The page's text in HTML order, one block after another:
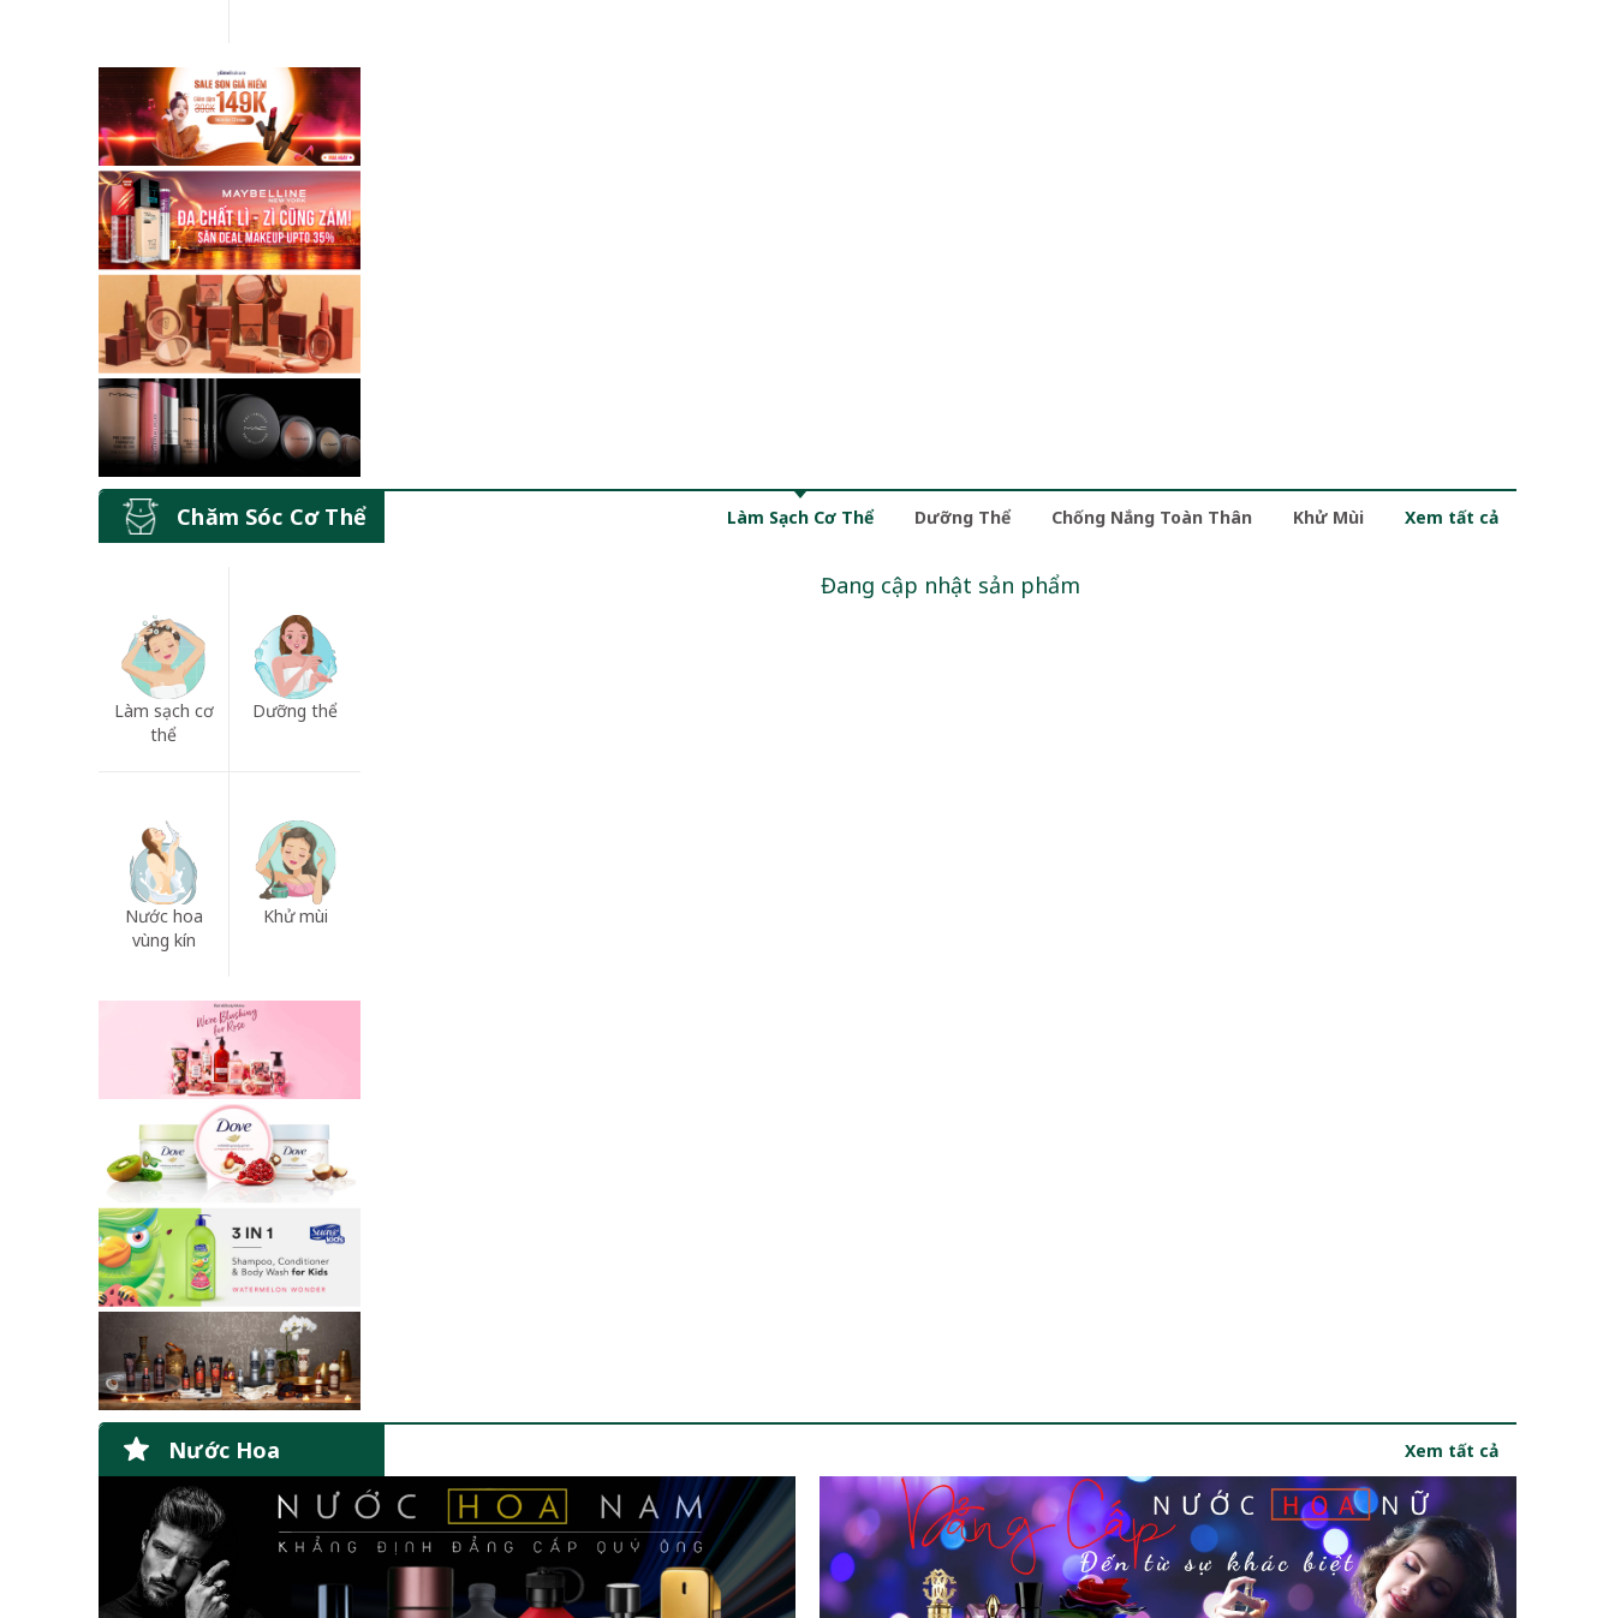
Chăm Sóc Cơ Thể Làm Sạch Cơ Thể Dưỡng Thể Chống Nắng Toàn Thân Khử Mùi Xem tất cả
Làm sạch cơ
thể
Dưỡng thể
Nước hoa
vùng kín
Khử mùi
Đang cập nhật sản phẩm
Nước Hoa Xem tất cả